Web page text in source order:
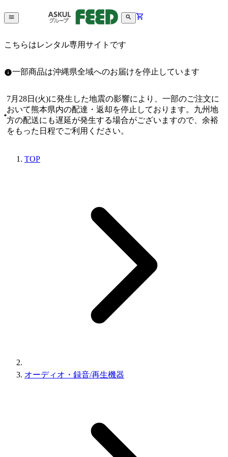
こちらはレンタル専用サイトです
一部商品は沖縄県全域へのお届けを停止しています
7月28日(火)に発生した地震の影響により、一部のご注文に
おいて熊本県内の配達・返却を停止しております。九州地
方の配送にも遅延が発生する場合がございますので、余裕
をもった日程でご利用ください。
TOP
オーディオ・録音/再生機器